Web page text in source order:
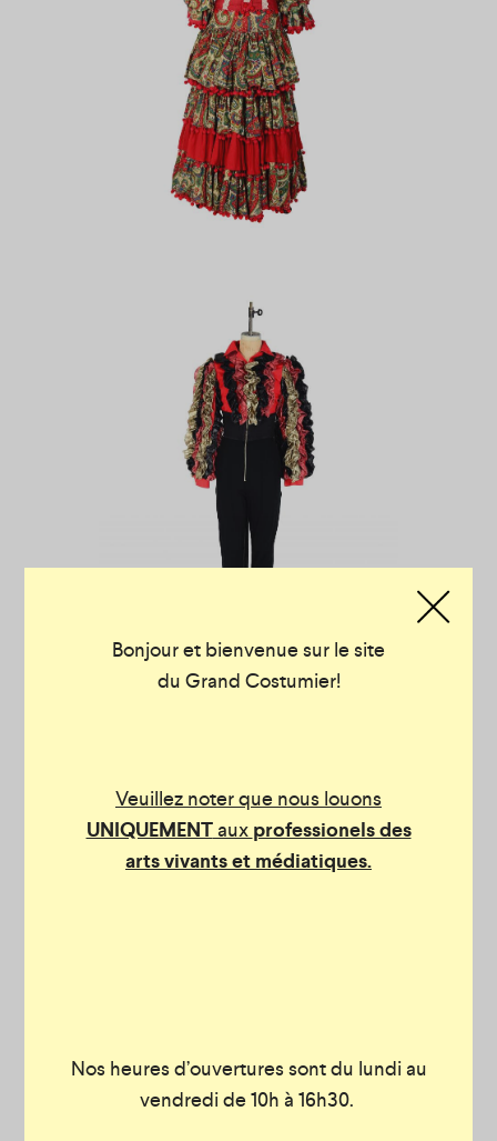
Bonjour et bienvenue sur le site
du Grand Costumier!
Veuillez noter que nous louons
UNIQUEMENTaux professionels des
arts vivants et médiatiques.
Nos heures d’ouvertures sont du lundi au
vendredi de 10h à 16h30.